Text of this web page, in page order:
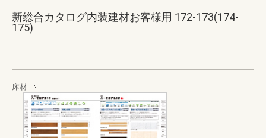
新総合カタログ内装建材お客様用 172-173(174-
175)
床材